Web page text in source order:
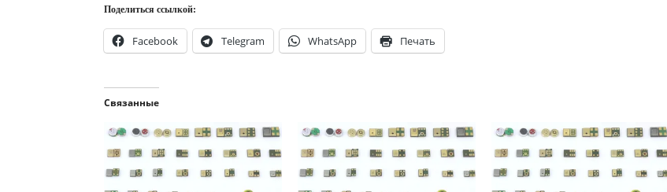
Поделиться ссылкой:
Facebook Telegram WhatsApp Печать
Связанные